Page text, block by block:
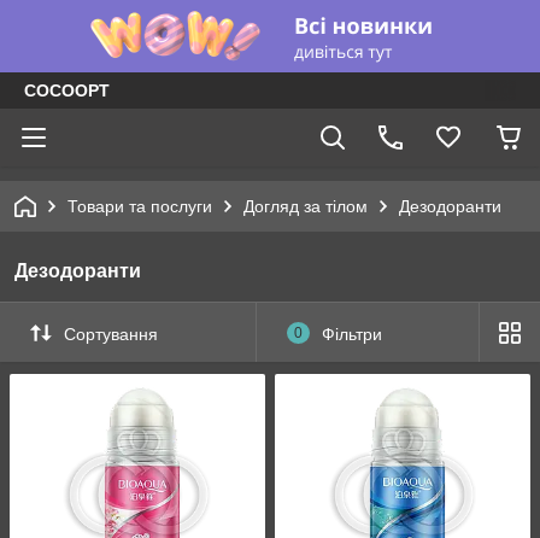
COCOOPT
Товари та послуги Догляд за тілом Дезодоранти
Дезодоранти
Сортування 0 Фільтри